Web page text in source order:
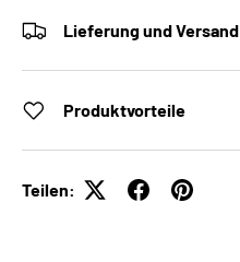
Lieferung und Versand
Produktvorteile
Teilen: